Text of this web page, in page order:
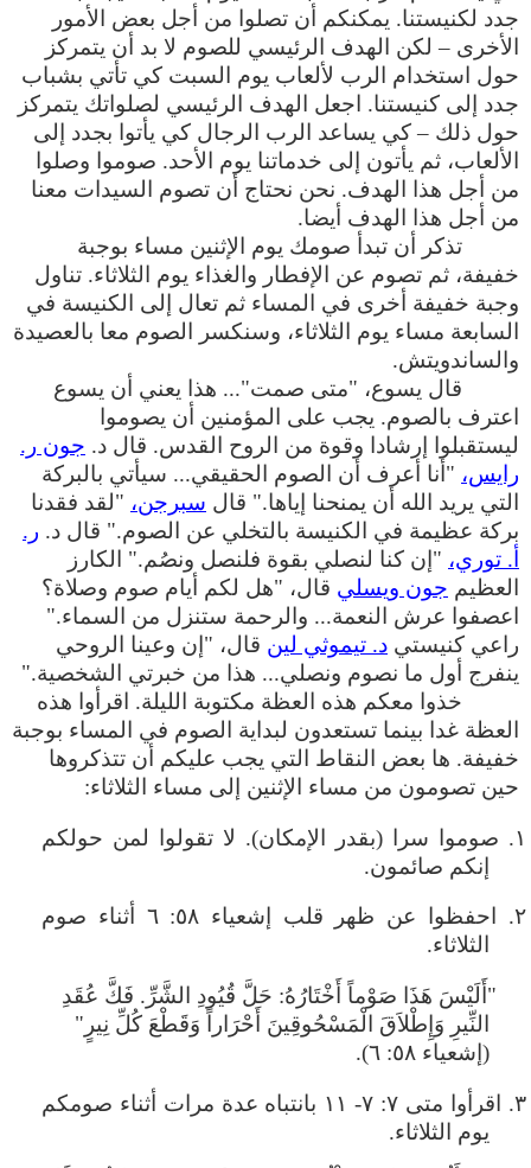
جدد لكنيستنا. يمكنكم أن تصلوا من أجل بعض الأمور
الأخرى – لكن الهدف الرئيسي للصوم لا بد أن يتمركز
حول استخدام الرب لألعاب يوم السبت كي تأتي بشباب
جدد إلى كنيستنا. اجعل الهدف الرئيسي لصلواتك يتمركز
حول ذلك – كي يساعد الرب الرجال كي يأتوا بجدد إلى
الألعاب، ثم يأتون إلى خدماتنا يوم الأحد. صوموا وصلوا
من أجل هذا الهدف. نحن نحتاج أن تصوم السيدات معنا
من أجل هذا الهدف أيضا.
تذكر أن تبدأ صومك يوم الإثنين مساء بوجبة
خفيفة، ثم تصوم عن الإفطار والغذاء يوم الثلاثاء. تناول
وجبة خفيفة أخرى في المساء ثم تعال إلى الكنيسة في
السابعة مساء يوم الثلاثاء، وسنكسر الصوم معا بالعصيدة
والساندويتش.
قال يسوع، "متى صمت"... هذا يعني أن يسوع
اعترف بالصوم. يجب على المؤمنين أن يصوموا
ليستقبلوا إرشادا وقوة من الروح القدس. قال د. جون ر.
رايس، "أنا أعرف أن الصوم الحقيقي... سيأتي بالبركة
التي يريد الله أن يمنحنا إياها." قال سبرجن، "لقد فقدنا
بركة عظيمة في الكنيسة بالتخلي عن الصوم." قال د. ر.
أ. توري، "إن كنا لنصلي بقوة فلنصل ونصُم." الكارز
العظيم جون ويسلي قال، "هل لكم أيام صوم وصلاة؟
اعصفوا عرش النعمة... والرحمة ستنزل من السماء."
راعي كنيستي د. تيموثي لين قال، "إن وعينا الروحي
ينفرج أول ما نصوم ونصلي... هذا من خبرتي الشخصية."
خذوا معكم هذه العظة مكتوبة الليلة. اقرأوا هذه
العظة غدا بينما تستعدون لبداية الصوم في المساء بوجبة
خفيفة. ها بعض النقاط التي يجب عليكم أن تتذكروها
حين تصومون من مساء الإثنين إلى مساء الثلاثاء:
١. صوموا سرا (بقدر الإمكان). لا تقولوا لمن حولكم
إنكم صائمون.
٢. احفظوا عن ظهر قلب إشعياء ٥٨: ٦ أثناء صوم
الثلاثاء.
"أَلَيْسَ هَذَا صَوْماً أَخْتَارُهُ: حَلَّ قُيُودِ الشَّرِّ. فَكَّ عُقَدِ
النِّيرِ وَإِطْلاَقَ الْمَسْحُوقِينَ أَحْرَاراً وَقَطْعَ كُلِّ نِيرٍ"
(إشعياء ٥٨: ٦).
٣. اقرأوا متى ٧: ٧- ١١ بانتباه عدة مرات أثناء صومكم
يوم الثلاثاء.